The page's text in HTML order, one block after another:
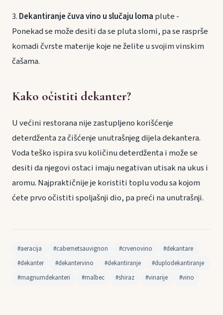
3. Dekantiranje čuva vino u slučaju loma plute -
Ponekad se može desiti da se pluta slomi, pa se rasprše
komadi čvrste materije koje ne želite u svojim vinskim
čašama.
Kako očistiti dekanter?
U većini restorana nije zastupljeno korišćenje
deterdženta za čišćenje unutrašnjeg dijela dekantera.
Voda teško ispira svu količinu deterdženta i može se
desiti da njegovi ostaci imaju negativan utisak na ukus i
aromu. Najpraktičnije je koristiti toplu vodu sa kojom
ćete prvo očistiti spoljašnji dio, pa preći na unutrašnji.
#aeracija #cabernetsauvignon #crvenovino
#dekantare
#dekanter
#dekantervino #dekantiranje
#duplodekantiranje
#magnumdekanteri
#malbec #shiraz #vinarije #vino